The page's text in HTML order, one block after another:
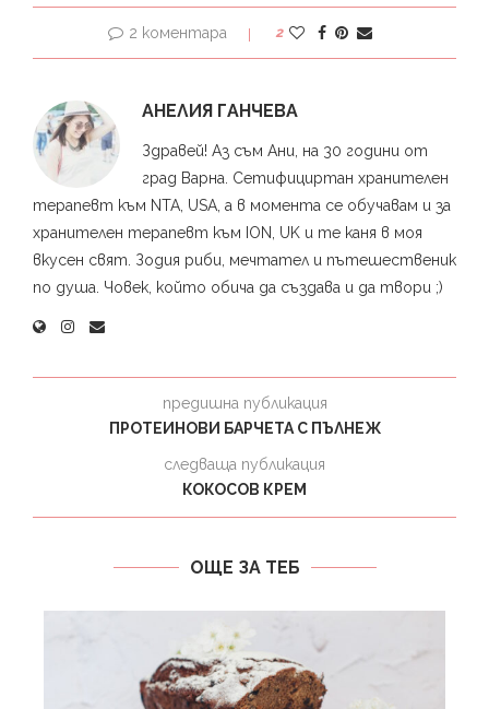
2 коментара 2
АНЕЛИЯ ГАНЧЕВА
Здравей! Аз съм Ани, на 30 години от
град Варна. Сетифициртан хранителен
терапевт към NTA, USA, а в момента се обучавам и за
хранителен терапевт към ION, UK и те каня в моя
вкусен свят. Зодия риби, мечтател и пътешественик
по душа. Човек, който обича да създава и да твори ;)
предишна публикация
ПРОТЕИНОВИ БАРЧЕТА С ПЪЛНЕЖ
следваща публикация
КОКОСОВ КРЕМ
ОЩЕ ЗА ТЕБ